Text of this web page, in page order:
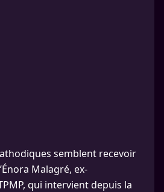
semblent recevoir
Malagré, ex-
qui intervient depuis la